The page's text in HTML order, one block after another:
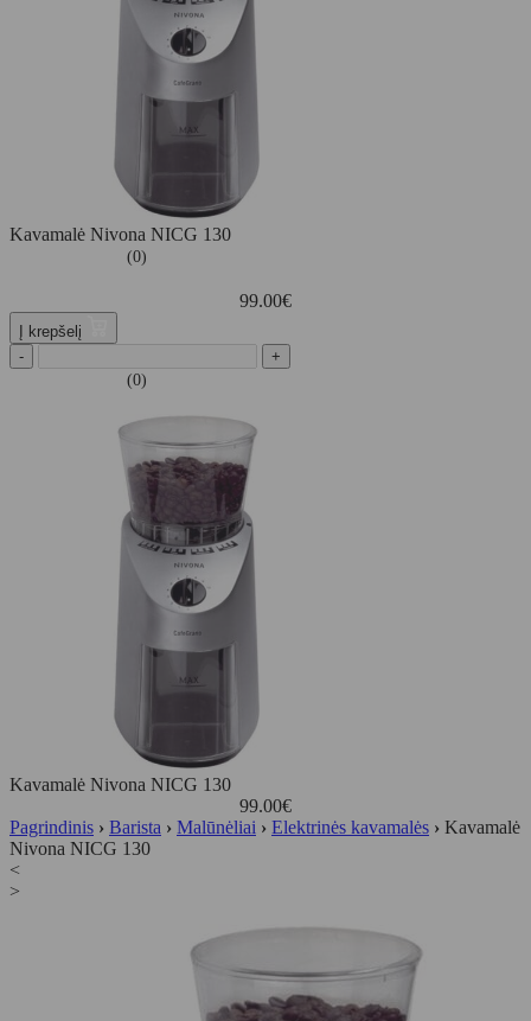
Kavamalė Nivona NICG 130
(0)
99.00€
Į krepšelį
-
+
(0)
Kavamalė Nivona NICG 130
99.00€
Pagrindinis › Barista › Malūnėliai › Elektrinės kavamalės › Kavamalė
Nivona NICG 130
<
>